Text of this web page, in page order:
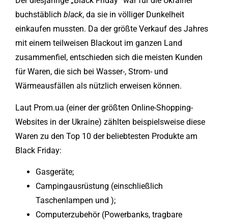
buchstäblich black, da sie in völliger Dunkelheit
einkaufen mussten. Da der größte Verkauf des Jahres
mit einem teilweisen Blackout im ganzen Land
zusammenfiel, entschieden sich die meisten Kunden
für Waren, die sich bei Wasser-, Strom- und
Wärmeausfällen als nützlich erweisen können.
Laut Prom.ua (einer der größten Online-Shopping-
Websites in der Ukraine) zählten beispielsweise diese
Waren zu den Top 10 der beliebtesten Produkte am
Black Friday:
Gasgeräte;
Campingausrüstung (einschließlich
Taschenlampen und );
Computerzubehör (Powerbanks, tragbare